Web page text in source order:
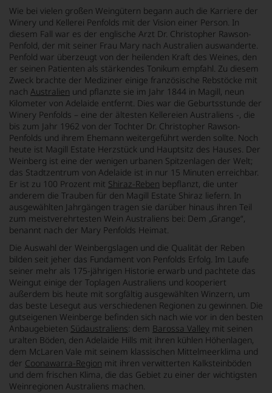
Wie bei vielen großen Weingütern begann auch die Karriere der
Winery und Kellerei Penfolds mit der Vision einer Person. In
diesem Fall war es der englische Arzt Dr. Christopher Rawson-
Penfold, der mit seiner Frau Mary nach Australien auswanderte.
Penfold war überzeugt von der heilenden Kraft des Weines, den
er seinen Patienten als stärkendes Tonikum empfahl. Zu diesem
Zweck brachte der Mediziner einige französische Rebstöcke mit
nach Australien und pflanzte sie im Jahr 1844 in Magill, neun
Kilometer von Adelaide entfernt. Dies war die Geburtsstunde der
Winery Penfolds – eine der ältesten Kellereien Australiens -, die
bis zum Jahr 1962 von der Tochter Dr. Christopher Rawson-
Penfolds und ihrem Ehemann weitergeführt werden sollte. Noch
heute ist Magill Estate Herzstück und Hauptsitz des Hauses. Der
Weinberg ist eine der wenigen urbanen Spitzenlagen der Welt;
das Stadtzentrum von Adelaide ist in nur 15 Minuten erreichbar.
Er ist zu 100 Prozent mit Shiraz-Reben bepflanzt, die unter
anderem die Trauben für den Magill Estate Shiraz liefern. In
ausgewählten Jahrgängen tragen sie darüber hinaus ihren Teil
zum meistverehrtesten Wein Australiens bei: Dem „Grange“,
benannt nach der Mary Penfolds Heimat.
Die Auswahl der Weinbergslagen und die Qualität der Reben
bilden seit jeher das Fundament von Penfolds Erfolg. Im Laufe
seiner mehr als 175-jährigen Historie erwarb und pachtete das
Weingut einige der Toplagen Australiens und kooperiert
außerdem bis heute mit sorgfältig ausgewählten Winzern, um
das beste Lesegut aus verschiedenen Regionen zu gewinnen. Die
gutseigenen Weinberge befinden sich nach wie vor in den besten
Anbaugebieten Südaustraliens: dem Barossa Valley mit seinen
uralten Böden, den Adelaide Hills mit ihren kühlen Höhenlagen,
dem McLaren Vale mit seinem klassischen Mittelmeerklima und
der Coonawarra-Region mit ihren verwitterten Kalksteinböden
und dem frischen Klima, die das Gebiet zu einer der wichtigsten
Weinregionen Australiens machen.